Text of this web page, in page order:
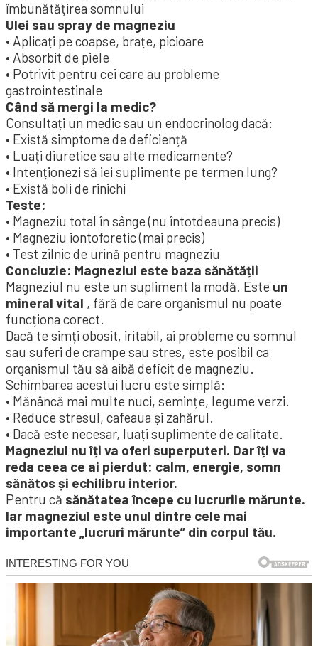
îmbunătățirea somnului
Ulei sau spray de magneziu
• Aplicați pe coapse, brațe, picioare
• Absorbit de piele
• Potrivit pentru cei care au probleme
gastrointestinale
Când să mergi la medic?
Consultați un medic sau un endocrinolog dacă:
• Există simptome de deficiență
• Luați diuretice sau alte medicamente?
• Intenționezi să iei suplimente pe termen lung?
• Există boli de rinichi
Teste:
• Magneziu total în sânge (nu întotdeauna precis)
• Magneziu iontoforetic (mai precis)
• Test zilnic de urină pentru magneziu
Concluzie: Magneziul este baza sănătății
Magneziul nu este un supliment la modă. Este un
mineral vital , fără de care organismul nu poate
funcționa corect.
Dacă te simți obosit, iritabil, ai probleme cu somnul
sau suferi de crampe sau stres, este posibil ca
organismul tău să aibă deficit de magneziu.
Schimbarea acestui lucru este simplă:
• Mănâncă mai multe nuci, semințe, legume verzi.
• Reduce stresul, cafeaua și zahărul.
• Dacă este necesar, luați suplimente de calitate.
Magneziul nu îți va oferi superputeri. Dar îți va
reda ceea ce ai pierdut: calm, energie, somn
sănătos și echilibru interior.
Pentru că sănătatea începe cu lucrurile mărunte.
Iar magneziul este unul dintre cele mai
importante „lucruri mărunte” din corpul tău.